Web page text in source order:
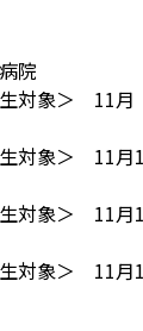
院
＞ 11月 7
＞ 11月11
＞ 11月14
＞ 11月18